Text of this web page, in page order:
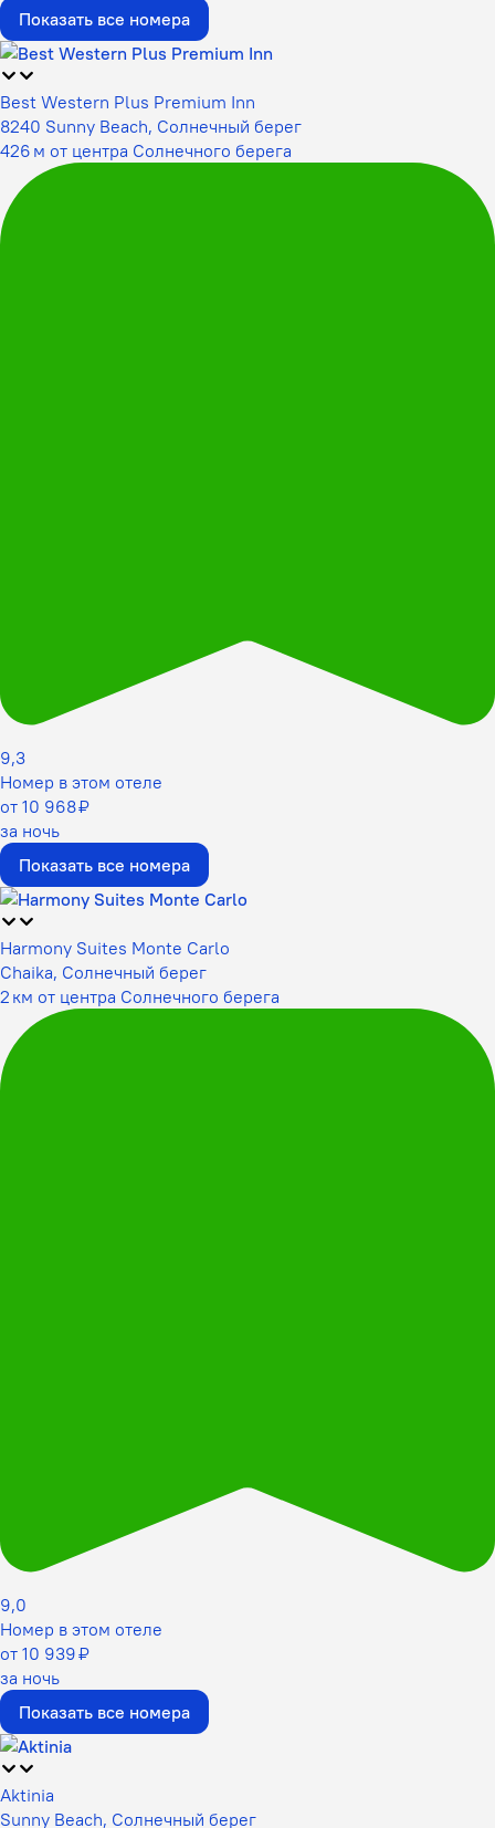
Показать все номера
Best Western Plus Premium Inn
8240 Sunny Beach, Солнечный берег
426 м от центра Солнечного берега
9,3
Номер в этом отеле
от 10 968 ₽
за ночь
Показать все номера
Harmony Suites Monte Carlo
Chaika, Солнечный берег
2 км от центра Солнечного берега
9,0
Номер в этом отеле
от 10 939 ₽
за ночь
Показать все номера
Aktinia
Sunny Beach, Солнечный берег